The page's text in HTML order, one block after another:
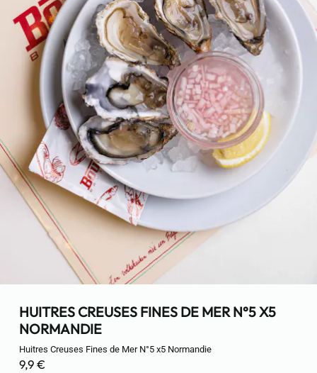
HUITRES CREUSES FINES DE MER N°5 X5
NORMANDIE
Huitres Creuses Fines de Mer N°5 x5 Normandie
9,9 €